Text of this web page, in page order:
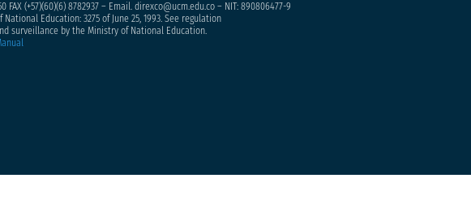
FAX (+57)(60)(6) 8782937 – Email. direxco@ucm.edu.co – NIT: 890806477-9
Education: 3275 of June 25, 1993. See regulation
surveillance by the Ministry of National Education.